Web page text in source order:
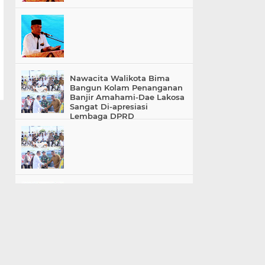
Nawacita Walikota Bima
Bangun Kolam Penanganan
Banjir Amahami-Dae Lakosa
Sangat Di-apresiasi
Lembaga DPRD